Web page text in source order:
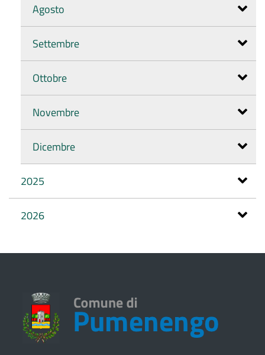
Agosto
Settembre
Ottobre
Novembre
Dicembre
2025
2026